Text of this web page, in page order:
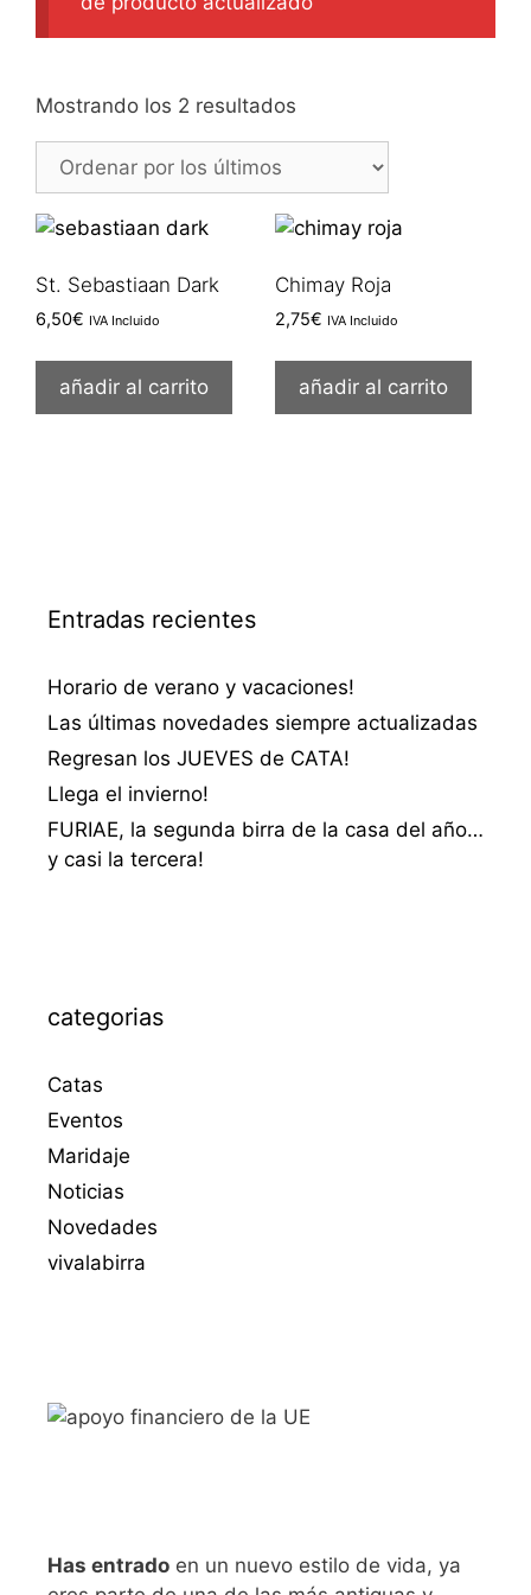
Mostrando los 2 resultados
últimos
St. Sebastiaan Dark
6,50€ IVA Incluido
añadir al carrito
Chimay Roja
2,75€ IVA Incluido
añadir al carrito
Entradas recientes
Horario de verano y vacaciones!
Las últimas novedades siempre actualizadas
Regresan los JUEVES de CATA!
Llega el invierno!
FURIAE, la segunda birra de la casa del año…
y casi la tercera!
categorias
Catas
Eventos
Maridaje
Noticias
Novedades
vivalabirra
Has entrado en un nuevo estilo de vida, ya